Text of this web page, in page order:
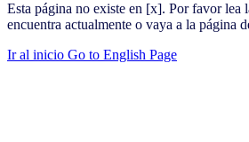
Esta página no existe en [x]. Por favor lea
encuentra actualmente o vaya a la página
Ir al inicio Go to English Page